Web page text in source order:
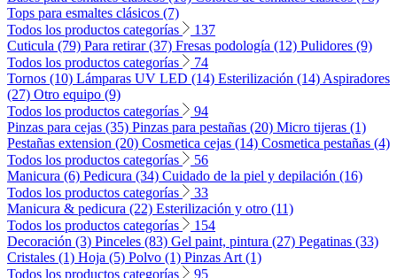
Tops para esmaltes clásicos (7)
Todos los productos categorías
137
Cuticula (79) Para retirar (37) Fresas podología (12) Pulidores (9)
Todos los productos categorías
74
Tornos (10) Lámparas UV LED (14) Esterilización (14) Aspiradores
(27) Otro equipo (9)
Todos los productos categorías
94
Pinzas para cejas (35) Pinzas para pestañas (20) Micro tijeras (1)
Pestañas extension (20) Cosmetica cejas (14) Cosmetica pestañas (4)
Todos los productos categorías
56
Manicura (6) Pedicura (34) Cuidado de la piel y depilación (16)
Todos los productos categorías
33
Manicura & pedicura (22) Esterilización y otro (11)
Todos los productos categorías
154
Decoración (3) Pinceles (83) Gel paint, pintura (27) Pegatinas (33)
Cristales (1) Hoja (5) Polvo (1) Pinzas Art (1)
Todos los productos categorías
95